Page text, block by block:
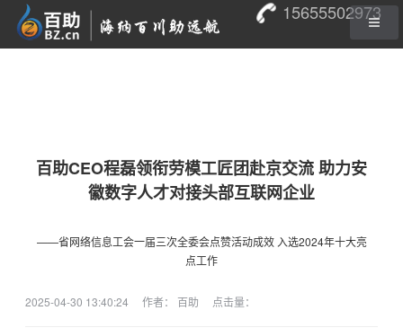
15655502973
百助CEO程磊领衔劳模工匠团赴京交流 助力安
徽数字人才对接头部互联网企业
——省网络信息工会一届三次全委会点赞活动成效 入选2024年十大亮
点工作
2025-04-30 13:40:24 作者： 百助 点击量：